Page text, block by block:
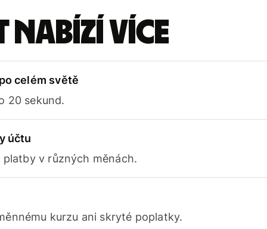
nabízí více
celém světě
20 sekund.
účtu
platby v různých měnách.
kurzu ani skryté poplatky.